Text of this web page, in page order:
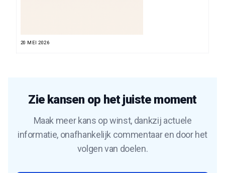
20 MEI 2026
Zie kansen op het juiste moment
Maak meer kans op winst, dankzij actuele
informatie, onafhankelijk commentaar en door het
volgen van doelen.